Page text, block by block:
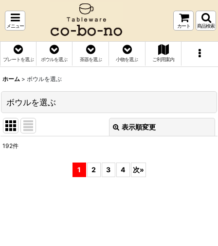
メニュー カート 商品検索
プレートを選ぶ ボウルを選ぶ 茶器を選ぶ 小物を選ぶ ご利用案内
ホーム > ボウルを選ぶ
ボウルを選ぶ
表示順変更
192件
1 2 3 4 次»